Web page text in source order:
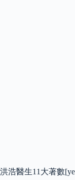
洪浩醫生11大著數